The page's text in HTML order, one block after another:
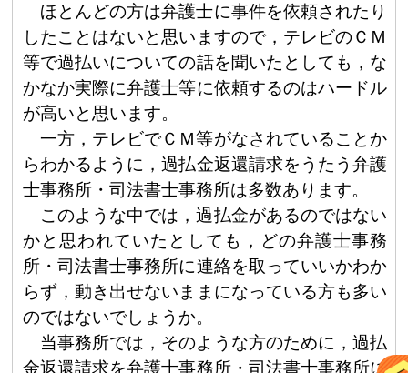
ほとんどの方は弁護士に事件を依頼されたり
したことはないと思いますので，テレビのＣＭ
等で過払いについての話を聞いたとしても，な
かなか実際に弁護士等に依頼するのはハードル
が高いと思います。
一方，テレビでＣＭ等がなされていることか
らわかるように，過払金返還請求をうたう弁護
士事務所・司法書士事務所は多数あります。
このような中では，過払金があるのではない
かと思われていたとしても，どの弁護士事務
所・司法書士事務所に連絡を取っていいかわか
らず，動き出せないままになっている方も多い
のではないでしょうか。
当事務所では，そのような方のために，過払
金返還請求を弁護士事務所・司法書士事務所に